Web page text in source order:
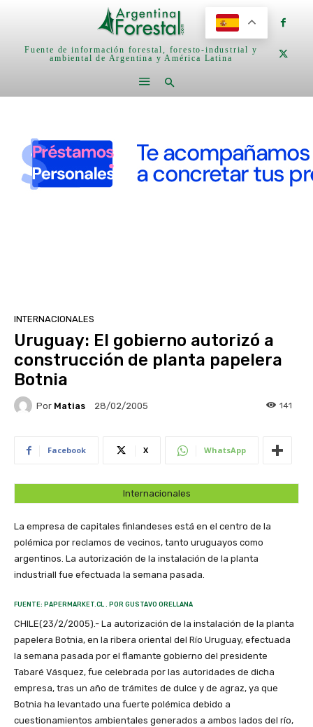
Fuente de información forestal, foresto-industrial y
ambiental de Argentina y América Latina
INTERNACIONALES
Uruguay: El gobierno autorizó a
construcción de planta papelera
Botnia
Por Matias 28/02/2005 141
Facebook X WhatsApp
Internacionales
La empresa de capitales finlandeses está en el centro de la
polémica por reclamos de vecinos, tanto uruguayos como
argentinos. La autorización de la instalación de la planta
industriall fue efectuada la semana pasada.
FUENTE: PAPERMARKET.CL . POR GUSTAVO ORELLANA
CHILE(23/2/2005).- La autorización de la instalación de la planta
papelera Botnia, en la ribera oriental del Río Uruguay, efectuada
la semana pasada por el flamante gobierno del presidente
Tabaré Vásquez, fue celebrada por las autoridades de dicha
empresa, tras un año de trámites de dulce y de agraz, ya que
Botnia ha levantado una fuerte polémica debido a
cuestionamientos ambientales generados a ambos lados del río,